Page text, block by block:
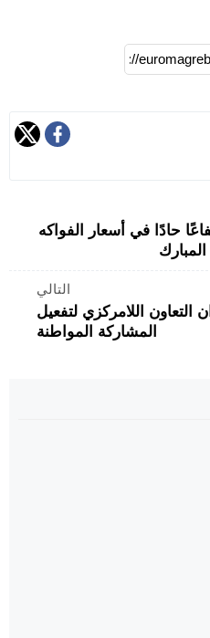
حادًا في أسعار الفواكه
التالي
التعاون اللامركزي لتفعيل
المشاركة المواطنة